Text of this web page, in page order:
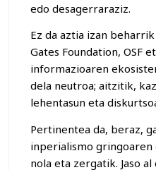
edo desagerraraziz.
Ez da aztia izan
Gates Foundation, OSF
informazioaren
dela neutroa; aitzitik,
lehentasun eta
Pertinentea da, beraz,
inperialismo gringoaren
nola eta zergatik. Jaso